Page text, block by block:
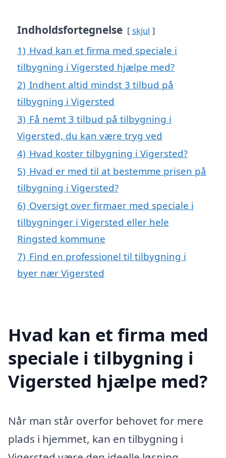
Indholdsfortegnelse skjul
1) Hvad kan et firma med speciale i
tilbygning i Vigersted hjælpe med?
2) Indhent altid mindst 3 tilbud på
tilbygning i Vigersted
3) Få nemt 3 tilbud på tilbygning i
Vigersted, du kan være tryg ved
4) Hvad koster tilbygning i Vigersted?
5) Hvad er med til at bestemme prisen på
tilbygning i Vigersted?
6) Oversigt over firmaer med speciale i
tilbygninger i Vigersted eller hele
Ringsted kommune
7) Find en professionel til tilbygning i
byer nær Vigersted
Hvad kan et firma med
speciale i tilbygning i
Vigersted hjælpe med?
Når man står overfor behovet for mere
plads i hjemmet, kan en tilbygning i